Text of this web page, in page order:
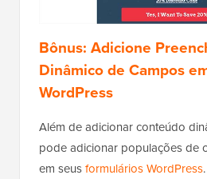
Bônus: Adicione
Dinâmico de Campos
WordPress
Além de adicionar conteúdo
pode adicionar populações de
em seusformulários WordPress